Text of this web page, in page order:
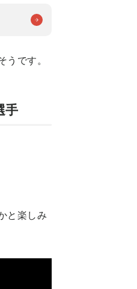
です。
手
と楽しみ